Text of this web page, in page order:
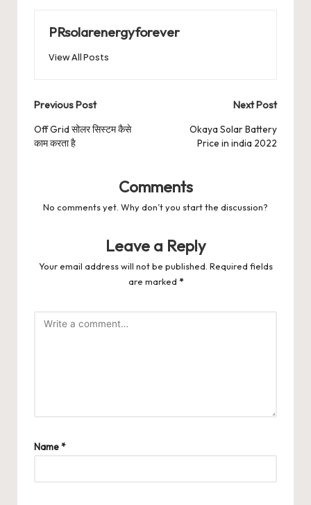
PRsolarenergyforever
View All Posts
Post
navigation
Previous Post
Off Grid सोलर सिस्टम कैसे
काम करता है
Next Post
Okaya Solar Battery
Price in india 2022
Comments
No comments yet. Why don’t you start the discussion?
Leave a Reply
Your email address will not be published. Required fields
are marked *
Name*